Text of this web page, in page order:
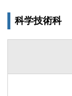
科学技術科